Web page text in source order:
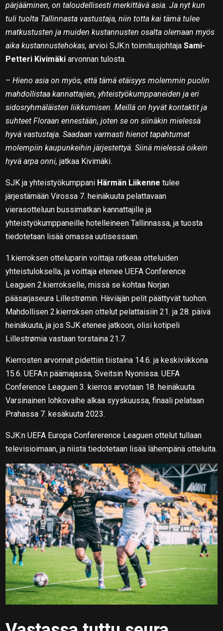
pärjääminen, on taloudellisesti merkittävä asia. Ja nyt kun
tuli tuolta Tallinnasta vastustaja, niin totta kai tämä tulee
matkustusten ja muiden kustannusten osalta olemaan myös
aika kustannustehokas, arvioi SJK:n toimitusjohtajaSami-
Petteri Kivimäki arvonnan tulosta.
–Hieno asia on myös, että tämä etäisyys molemmin puolin
mahdollistaa kannattajien, yhteistyökumppaneiden ja eri
sidosryhmäläisten liikkumisen. Meillä on hyvät kontaktit ja
suhteet Floraan ennestään, joten se on siinäkin mielessä
hyvä vastustaja. Saadaan varmasti hienot tapahtumat
molempiin kaupunkeihin järjestettyä. Siinä mielessä oikein
hyvä arpa onni, jatkaa Kivimäki.
SJK ja yhteistyökumppani Härmän Liikenne tulee
järjestämään Virossa 7. heinäkuuta pelattavaan
vierasotteluun bussimatkan kannattajille ja
yhteistyökumppaneille hotelleineen Tallinnassa, ja tuosta
tiedotetaan lisää omassa uutisessaan.
1.kierroksen otteluparin voittaja ratkeaa otteluiden
yhteistuloksella, ja voittaja etenee UEFA Conference
Leaguen 2.kierrokselle, missä se kohtaa Norjan
pääsarjaseura Lillestrømin. Häviäjän pelit päättyvät tuohon.
Mahdollisen 2.kierroksen ottelut pelattaisiin 21. ja 28. päivä
heinäkuuta, ja jos SJK etenee jatkoon, olisi kotipeli
Lillestrømia vastaan torstaina 21.7.
Kierrosten arvonnat pidettiin tiistaina 14.6. ja keskiviikkona
15.6. UEFA:n päämajassa, Sveitsin Nyonissa. UEFA
Conference Leaguen 3. kierros arvotaan 18. heinäkuuta.
Varsinainen lohkovaihe alkaa syyskuussa, finaali pelataan
Prahassa 7. kesäkuuta 2023.
SJK:n UEFA Europa Confererence Leaguen ottelut tullaan
televisioimaan, ja niistä tiedotetaan lisää lähempänä otteluita.